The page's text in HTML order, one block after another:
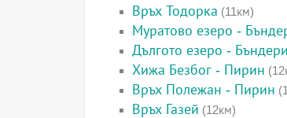
Връх Тодорка (11км)
Муратово езеро -
Дългото езеро -
Хижа Безбог - Пирин
Връх Полежан - Пирин
Връх Газей (12км)